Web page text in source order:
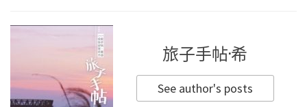
旅子手帖·希
See author's posts